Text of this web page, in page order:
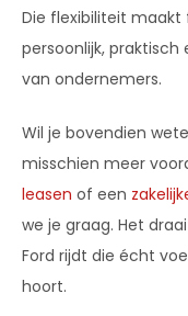
Die flexibiliteit maakt
persoonlijk,
van ondernemers.
Wil je bovendien
misschien meer
leasen of een
we je graag. Het
Ford rijdt die écht
hoort.